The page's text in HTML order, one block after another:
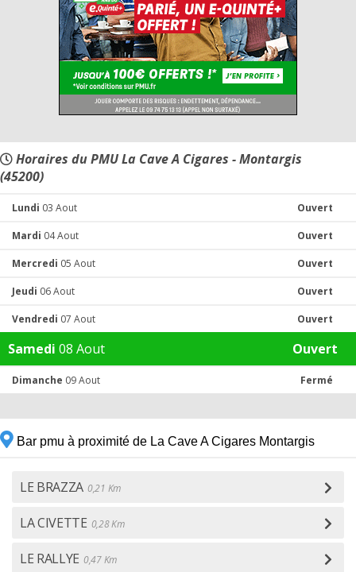
Horaires du PMU La Cave A Cigares - Montargis
(45200)
Lundi 03 Aout Ouvert
Mardi 04 Aout Ouvert
Mercredi 05 Aout Ouvert
Jeudi 06 Aout Ouvert
Vendredi 07 Aout Ouvert
Samedi 08 Aout Ouvert
Dimanche 09 Aout Fermé
Bar pmu à proximité de La Cave A Cigares Montargis
LE BRAZZA 0,21 Km
LA CIVETTE 0,28 Km
LE RALLYE 0,47 Km